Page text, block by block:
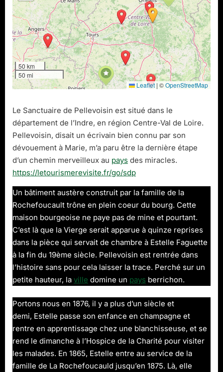
50 km
50 mi
Leaflet | ©OpenStreetMap
Le Sanctuaire de Pellevoisin est situé dans le
département de l’Indre, en région Centre-Val de Loire.
Pellevoisin, disait un écrivain bien connu par son
dévouement à Marie, m’a paru être la dernière étape
d’un chemin merveilleux au pays des miracles.
https://letourismerevisite.fr/go/sdp
Un bâtiment austère construit par la famille de la
Rochefoucault trône en plein coeur du bourg. Cette
maison bourgeoise ne paye pas de mine et pourtant.
C’est là que la Vierge serait apparue à quinze reprises
dans la pièce qui servait de chambre à Estelle Faguette
à la fin du 19ème siècle. Pellevoisin est rentrée dans
l’histoire sans pour cela laisser la trace. Perché sur un
petite hauteur, la ville domine un pays berrichon.
Portons nous en 1876, il y a plus d’un siècle et
demi, Estelle passe son enfance en champagne et
rentre en apprentissage chez une blanchisseuse, et se
rend le dimanche à l’Hospice de la Charité pour visiter
les malades. En 1865, Estelle entre au service de la
famille de La Rochefoucauld jusqu’en 1875. Là, elle